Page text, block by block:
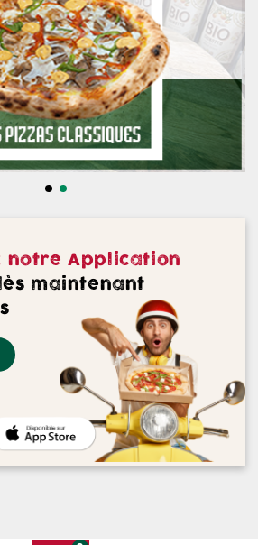
notre Application
maintenant